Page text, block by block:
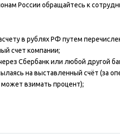
России обращайтесь к
в рублях РФ путем
счет компании;
Сбербанк или любой другой
на выставленный счёт (за
взимать процент);